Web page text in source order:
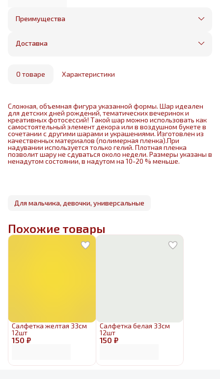
Преимущества
Оплата частями в Сплит
Бесплатная доставка в пределах КАД
маркетплейса
Доставка
О товаре Характеристики
Сложная, объемная фигура указанной формы. Шар идеален
для детских дней рождений, тематических вечеринок и
креативных фотосессий! Такой шар можно использовать как
самостоятельный элемент декора или в воздушном букете в
сочетании с другими шарами и украшениями. Изготовлен из
качественных материалов (полимерная пленка).При
надувании используется только гелий. Плотная пленка
позволит шару не сдуваться около недели. Размеры указаны в
ненадутом состоянии, в надутом на 10-20 % меньше.
Для мальчика, девочки, универсальные
Похожие товары
150 ₽
Салфетка желтая 33см
12шт
150 ₽
Салфетка белая 33см
12шт